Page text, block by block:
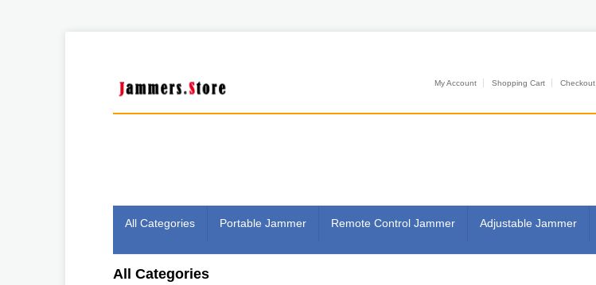
My Account Shopping Cart Checkout
All Categories Portable Jammer Remote Control Jammer Adjustable Jammer
All Categories